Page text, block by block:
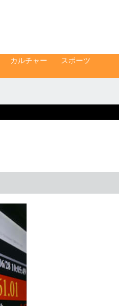
カルチャー
スポーツ